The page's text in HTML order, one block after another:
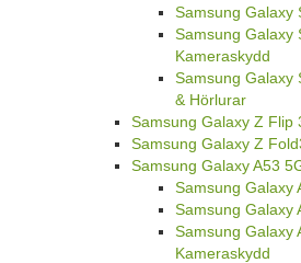
Samsung Galaxy
Samsung Galaxy
Kameraskydd
Samsung Galaxy
& Hörlurar
Samsung Galaxy Z Flip
Samsung Galaxy Z
Samsung Galaxy A53
Samsung Galaxy
Samsung Galaxy
Samsung Galaxy
Kameraskydd